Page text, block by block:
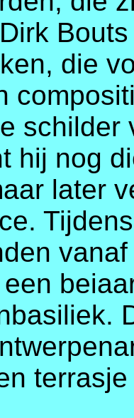
die
schilder
hij nog
later